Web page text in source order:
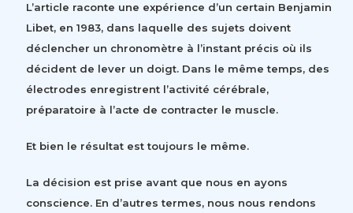
L’article raconte une expérience d’un certain Benjamin
Libet, en 1983, dans laquelle des sujets doivent
déclencher un chronomètre à l’instant précis où ils
décident de lever un doigt. Dans le même temps, des
électrodes enregistrent l’activité cérébrale,
préparatoire à l’acte de contracter le muscle.
Et bien le résultat est toujours le même.
La décision est prise avant que nous en ayons
conscience. En d’autres termes, nous nous rendons